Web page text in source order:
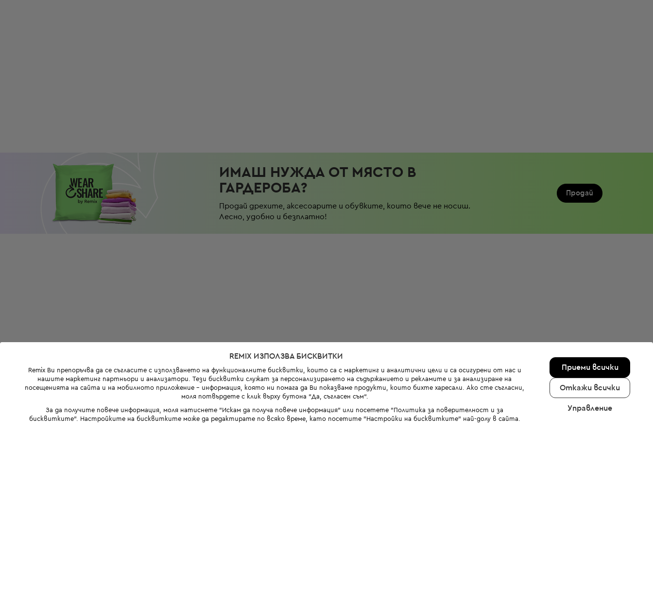
ИМАШ НУЖДА ОТ МЯСТО В
ГАРДЕРОБА?
Продай дрехите, аксесоарите и обувките, които вече не носиш.
Лесно, удобно и безплатно!
Продай
REMIX ИЗПОЛЗВА БИСКВИТКИ
Remix Ви препоръчва да се съгласите с използването на функционалните бисквитки, които са с маркетинг и аналитични цели и са осигурени от нас и
нашите маркетинг партньори и анализатори. Тези бисквитки служат за персонализирането на съдържанието и рекламите и за анализиране на
посещенията на сайта и на мобилното приложение - информация, която ни помага да Ви показваме продукти, които бихте харесали. Ако сте съгласни,
моля потвърдете с клик върху бутона “Да, съгласен съм“.
За да получите повече информация, моля натиснете "Искам да получа повече информация" или посетете "Политика за поверителност и за
бисквитките". Настройките на бисквитките може да редактирате по всяко време, като посетите "Настройки на бисквитките" най-долу в сайта.
Приеми всички
Откажи всички
Управление